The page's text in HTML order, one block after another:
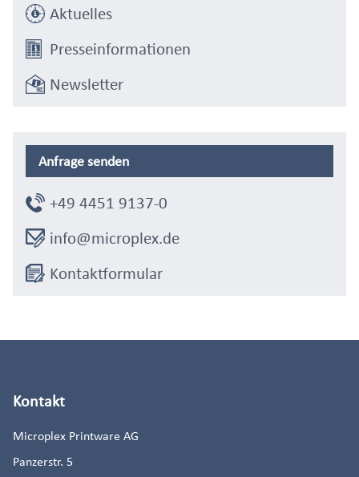
Aktuelles
Presseinformationen
Newsletter
Anfrage senden
+49 4451 9137-0
info@microplex.de
Kontaktformular
Kontakt
Microplex Printware AG
Panzerstr. 5